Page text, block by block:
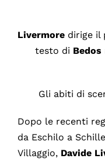
Livermore dirige il
testo di Bedos
Gli abiti di
Dopo le recenti
da Eschilo a
Villaggio, Davide